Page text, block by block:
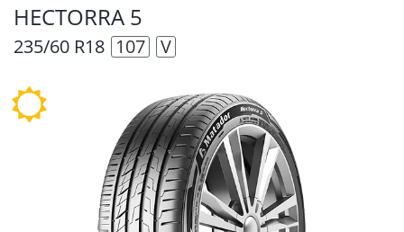
HECTORRA 5
235/60 R18 107 V